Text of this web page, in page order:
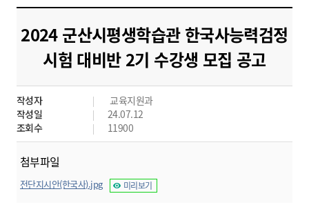
도
시
군
산
2024 군산시평생학습관 한국사능력검정
시험 대비반 2기 수강생 모집 공고
작성자
교육지원과
작성일
24.07.12
조회수
11900
첨부파일
전단지시안(한국사).jpg 미리보기